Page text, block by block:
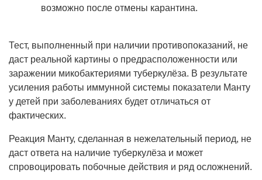
возможно после отмены карантина.
Тест, выполненный при наличии противопоказаний, не
даст реальной картины о предрасположенности или
заражении микобактериями туберкулёза. В результате
усиления работы иммунной системы показатели Манту
у детей при заболеваниях будет отличаться от
фактических.
Реакция Манту, сделанная в нежелательный период, не
даст ответа на наличие туберкулёза и может
спровоцировать побочные действия и ряд осложнений.